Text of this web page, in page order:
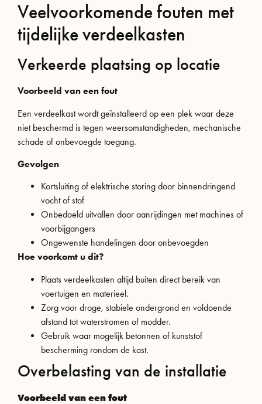
Veelvoorkomende fouten met
tijdelijke verdeelkasten
Verkeerde plaatsing op locatie
Voorbeeld van een fout
Een verdeelkast wordt geïnstalleerd op een plek waar deze
niet beschermd is tegen weersomstandigheden, mechanische
schade of onbevoegde toegang.
Gevolgen
Kortsluiting of elektrische storing door binnendringend
vocht of stof
Onbedoeld uitvallen door aanrijdingen met machines of
voorbijgangers
Ongewenste handelingen door onbevoegden
Hoe voorkomt u dit?
Plaats verdeelkasten altijd buiten direct bereik van
voertuigen en materieel.
Zorg voor droge, stabiele ondergrond en voldoende
afstand tot waterstromen of modder.
Gebruik waar mogelijk betonnen of kunststof
bescherming rondom de kast.
Overbelasting van de installatie
Voorbeeld van een fout